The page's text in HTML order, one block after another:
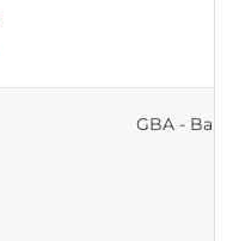
GBA -